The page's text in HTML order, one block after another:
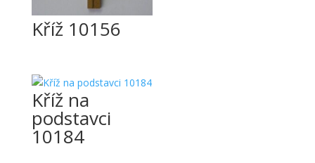
Kříž 10156
Kříž na
podstavci
10184